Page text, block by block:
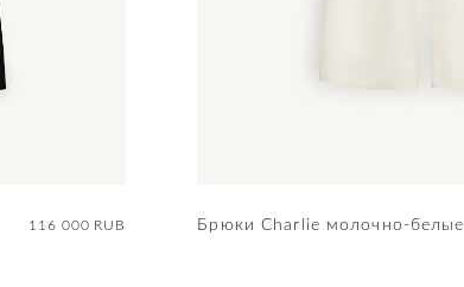
116 000 RUB Брюки Charlie молочно-белые